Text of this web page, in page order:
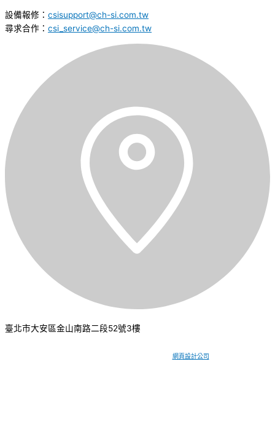
設備報修： csisupport@ch-si.com.tw
尋求合作： csi_service@ch-si.com.tw
臺北市大安區金山南路二段52號3樓
網頁設計公司